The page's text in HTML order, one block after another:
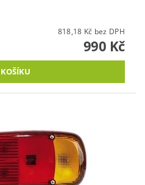
818,18 Kč bez DPH
990 Kč